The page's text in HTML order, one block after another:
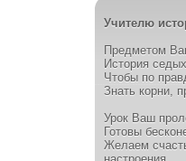
Учителю
Предметом
История
Чтобы по
Знать корни,
Урок Ваш
Готовы
Желаем